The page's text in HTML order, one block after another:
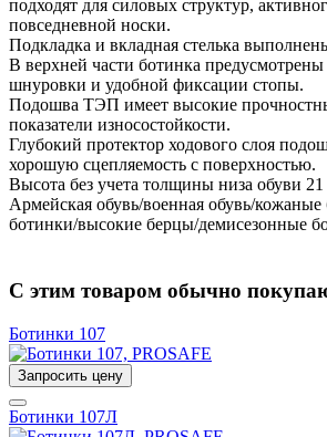
подходят для силовых структур,
повседневной носки.
Подкладка и вкладная стелька
В верхней части ботинка
шнуровки и удобной фиксации стопы.
Подошва ТЭП имеет высокие
показатели износостойкости.
Глубокий протектор ходового слоя
хорошую сцепляемость с поверхностью.
Высота без учета толщины низа обуви 21
Армейская обувь/военная обувь/
ботинки/высокие берцы/демисезонные
С этим товаром обычно
Ботинки 107
Запросить цену
Ботинки 107Л